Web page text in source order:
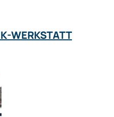
WERKSTATT